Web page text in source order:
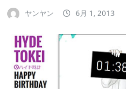
ヤンヤン 6月 1, 2013